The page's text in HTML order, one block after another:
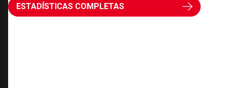
ESTADÍSTICAS COMPLETAS